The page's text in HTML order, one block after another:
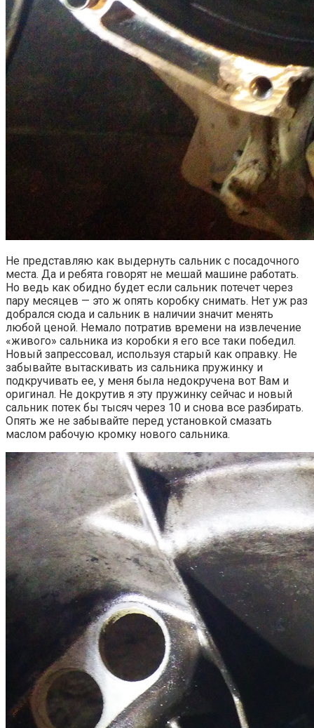
Не представляю как выдернуть сальник с посадочного
места. Да и ребята говорят не мешай машине работать.
Но ведь как обидно будет если сальник потечет через
пару месяцев — это ж опять коробку снимать. Нет уж раз
добрался сюда и сальник в наличии значит менять
любой ценой. Немало потратив времени на извлечение
«живого» сальника из коробки я его все таки победил.
Новый запрессовал, используя старый как оправку. Не
забывайте вытаскивать из сальника пружинку и
подкручивать ее, у меня была недокручена вот Вам и
оригинал. Не докрутив я эту пружинку сейчас и новый
сальник потек бы тысяч через 10 и снова все разбирать.
Опять же не забывайте перед установкой смазать
маслом рабочую кромку нового сальника.